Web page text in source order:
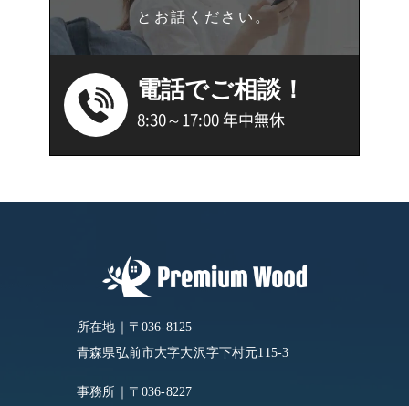
電話でご相談！
8:30～17:00 年中無休
とお話ください。
所在地｜〒036-8125
青森県弘前市大字大沢字下村元115-3
事務所｜〒036-8227